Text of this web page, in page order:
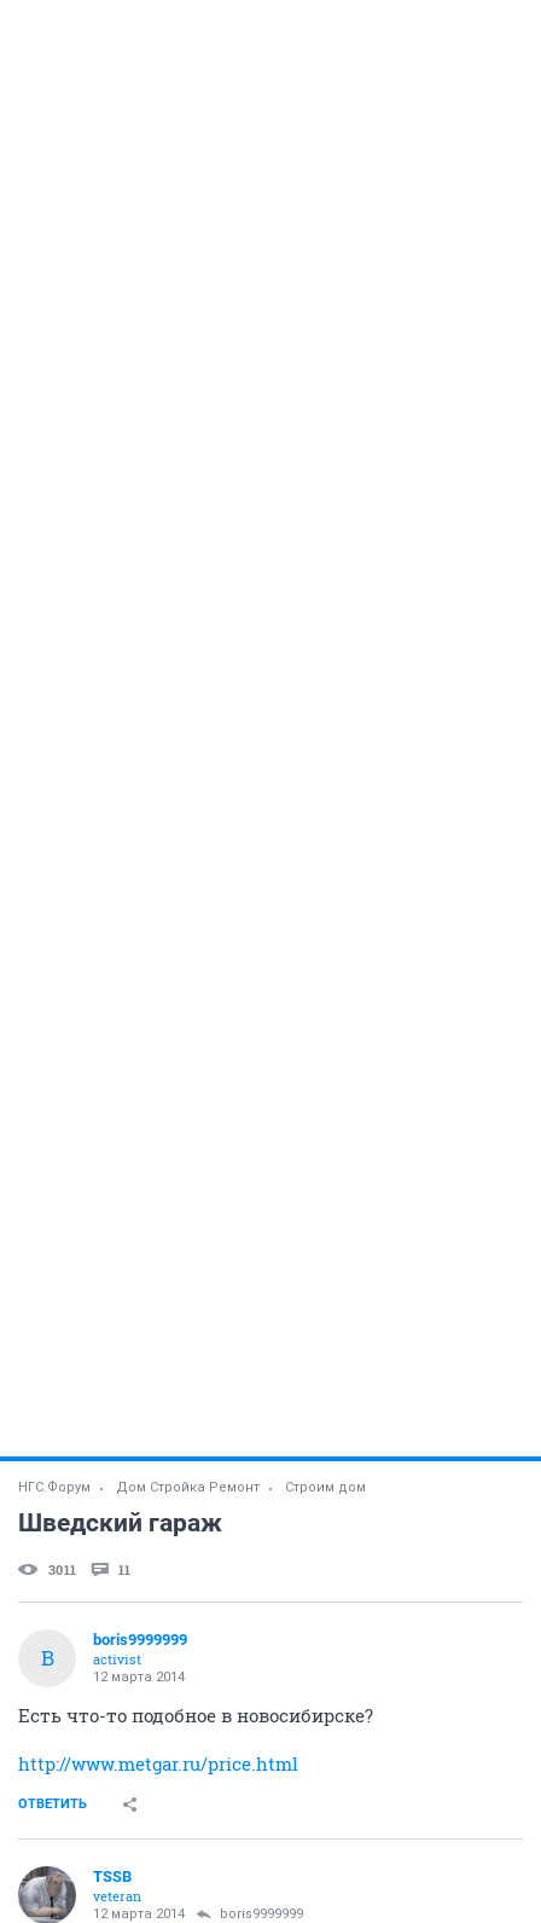
НГС.Форум Дом Стройка Ремонт Строим дом
Шведский гараж
3011 11
B
boris9999999
activist
12 марта 2014
Есть что-то подобное в новосибирске?
http://www.metgar.ru/price.html
ОТВЕТИТЬ
TSSB
veteran
12 марта 2014 boris9999999